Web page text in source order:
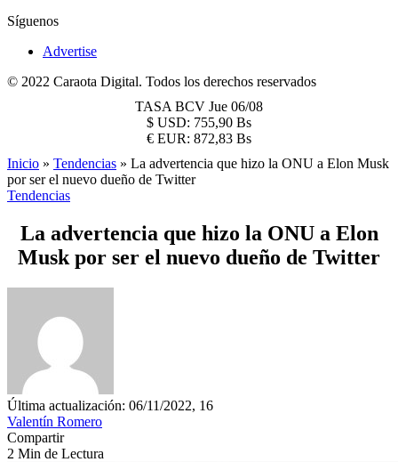
Síguenos
Advertise
© 2022 Caraota Digital. Todos los derechos reservados
TASA BCV Jue 06/08
$ USD: 755,90 Bs
€ EUR: 872,83 Bs
Inicio » Tendencias » La advertencia que hizo la ONU a Elon Musk
por ser el nuevo dueño de Twitter
Tendencias
La advertencia que hizo la ONU a Elon
Musk por ser el nuevo dueño de Twitter
Última actualización: 06/11/2022, 16
Valentín Romero
Compartir
2 Min de Lectura